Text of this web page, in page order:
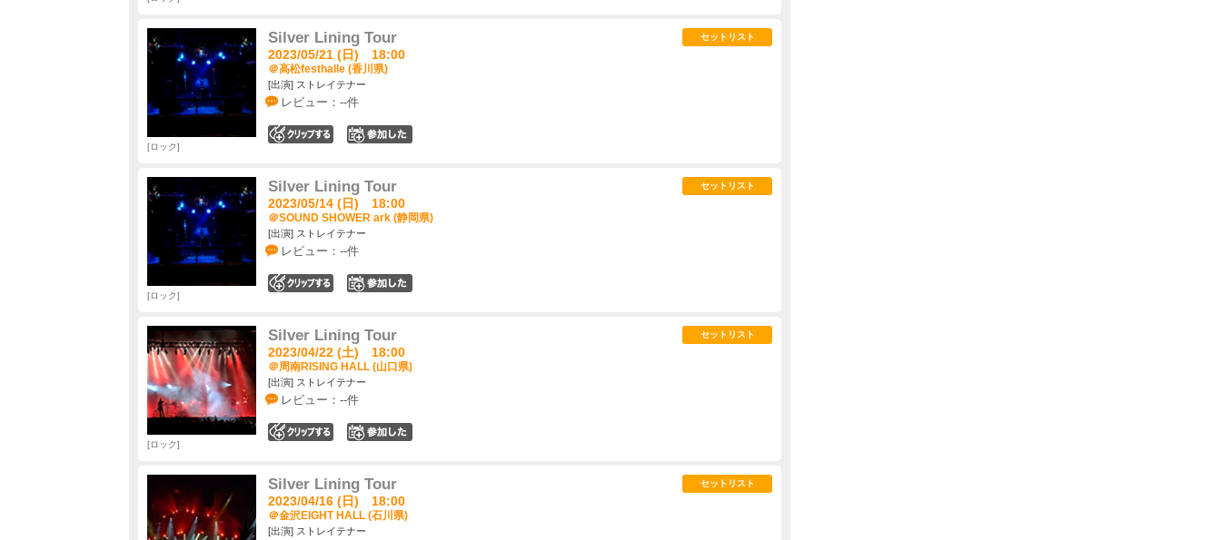
Silver Lining Tour
2023/05/21 (日) 18:00
＠高松festhalle (香川県)
[出演] ストレイテナー
レビュー：--件
セットリスト
ロック
Silver Lining Tour
2023/05/14 (日) 18:00
＠SOUND SHOWER ark (静岡県)
[出演] ストレイテナー
レビュー：--件
セットリスト
ロック
Silver Lining Tour
2023/04/22 (土) 18:00
＠周南RISING HALL (山口県)
[出演] ストレイテナー
レビュー：--件
セットリスト
ロック
Silver Lining Tour
2023/04/16 (日) 18:00
＠金沢EIGHT HALL (石川県)
[出演] ストレイテナー
セットリスト